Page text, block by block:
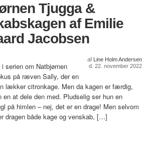
Tjugga &
af Emilie
Jacobsen
af Line Holm Andersen
d. 22. november 2022
serien om Natbjørnen
på ræven Sally, der en
lækker citronkage. Men da kagen er færdig,
en at dele den med. Pludselig ser hun en
på himlen – nej, det er en drage! Men selvom
dragen både kage og venskab, […]